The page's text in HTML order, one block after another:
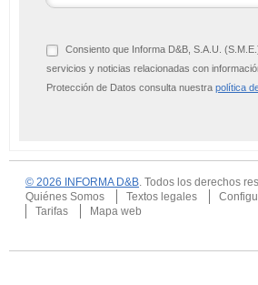
Consiento que Informa D&B, S.A.U.
servicios y noticias relacionadas con
Protección de Datos consulta nuestra política
© 2026 INFORMA D&B. Todos los derechos
Quiénes Somos
Textos legales
Tarifas
Mapa web